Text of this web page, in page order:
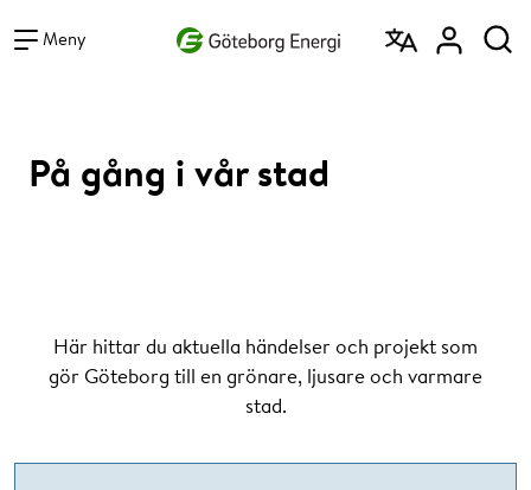
Meny
På gång i vår stad
Här hittar du aktuella händelser och projekt som
gör Göteborg till en grönare, ljusare och varmare
stad.